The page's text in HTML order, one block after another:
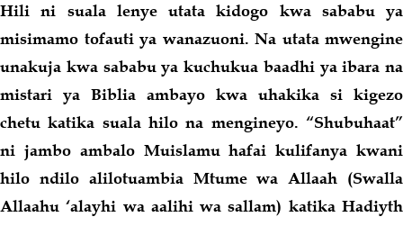
Hili ni suala lenye utata kidogo kwa sababu ya
misimamo tofauti ya wanazuoni. Na utata mwengine
unakuja kwa sababu ya kuchukua baadhi ya ibara na
mistari ya Biblia ambayo kwa uhakika si kigezo
chetu katika suala hilo na mengineyo. “Shubuhaat”
ni jambo ambalo Muislamu hafai kulifanya kwani
hilo ndilo alilotuambia Mtume wa Allaah (Swalla
Allaahu ‘alayhi wa aalihi wa sallam) katika Hadiyth